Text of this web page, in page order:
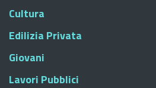
Cultura
Edilizia Privata
Giovani
Lavori Pubblici